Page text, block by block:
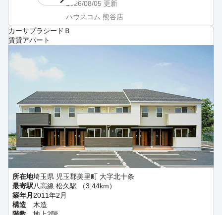
2026/08/05 更新
ハウスコム 熊谷店
カーサプラシードＢ
賃貸アパート
所在地埼玉県 児玉郡美里町 大字北十条
最寄駅八高線 松久駅 （3.44km）
築年月 2011年2月
構造
木造